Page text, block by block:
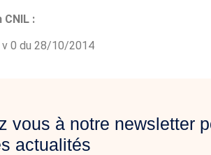
:
v 0 du 28/10/2014
vous à notre newsletter
actualités